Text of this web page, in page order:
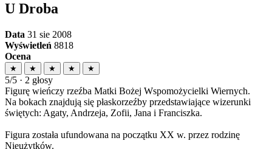
U Droba
Data 31 sie 2008
Wyświetleń 8818
Ocena
★ ★ ★ ★ ★
5/5 · 2 głosy
Figurę wieńczy rzeźba Matki Bożej Wspomożycielki Wiernych.
Na bokach znajdują się płaskorzeźby przedstawiające wizerunki
świętych: Agaty, Andrzeja, Zofii, Jana i Franciszka.
Figura została ufundowana na początku XX w. przez rodzinę
Nieużytków.